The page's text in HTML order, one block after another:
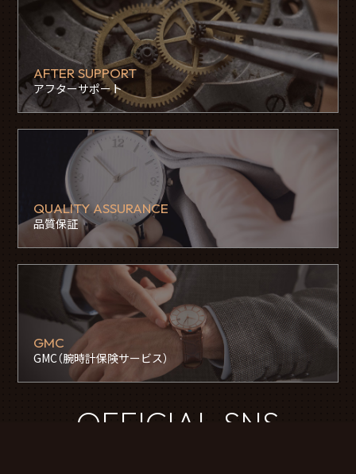
AFTER SUPPORT
アフターサポート
QUALITY ASSURANCE
品質保証
GMC
GMC（腕時計保険サービス）
OFFICIAL SNS